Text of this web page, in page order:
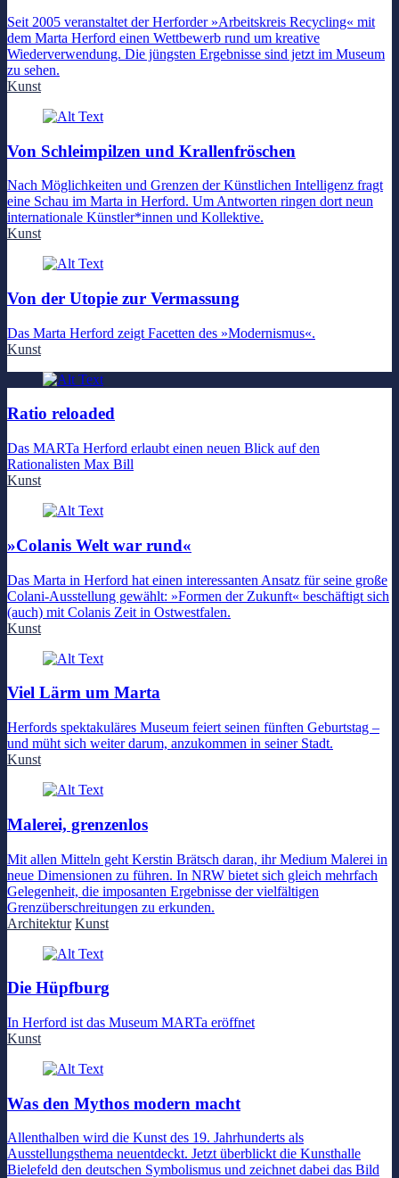
Seit 2005 veranstaltet der Herforder »Arbeitskreis Recycling« mit
dem Marta Herford einen Wettbewerb rund um kreative
Wiederverwendung. Die jüngsten Ergebnisse sind jetzt im Museum
zu sehen.
Kunst
Von Schleimpilzen und Krallenfröschen
Nach Möglichkeiten und Grenzen der Künstlichen Intelligenz fragt
eine Schau im Marta in Herford. Um Antworten ringen dort neun
internationale Künstler*innen und Kollektive.
Kunst
Von der Utopie zur Vermassung
Das Marta Herford zeigt Facetten des »Modernismus«.
Kunst
Ratio reloaded
Das MARTa Herford erlaubt einen neuen Blick auf den
Rationalisten Max Bill
Kunst
»Colanis Welt war rund«
Das Marta in Herford hat einen interessanten Ansatz für seine große
Colani-Ausstellung gewählt: »Formen der Zukunft« beschäftigt sich
(auch) mit Colanis Zeit in Ostwestfalen.
Kunst
Viel Lärm um Marta
Herfords spektakuläres Museum feiert seinen fünften Geburtstag –
und müht sich weiter darum, anzukommen in seiner Stadt.
Kunst
Malerei, grenzenlos
Mit allen Mitteln geht Kerstin Brätsch daran, ihr Medium Malerei in
neue Dimensionen zu führen. In NRW bietet sich gleich mehrfach
Gelegenheit, die imposanten Ergebnisse der vielfältigen
Grenzüberschreitungen zu erkunden.
Architektur Kunst
Die Hüpfburg
In Herford ist das Museum MARTa eröffnet
Kunst
Was den Mythos modern macht
Allenthalben wird die Kunst des 19. Jahrhunderts als
Ausstellungsthema neuentdeckt. Jetzt überblickt die Kunsthalle
Bielefeld den deutschen Symbolismus und zeichnet dabei das Bild